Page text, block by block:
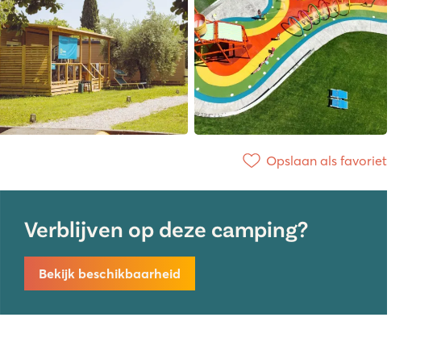
Opslaan als favoriet
Verblijven op deze camping?
Bekijk beschikbaarheid